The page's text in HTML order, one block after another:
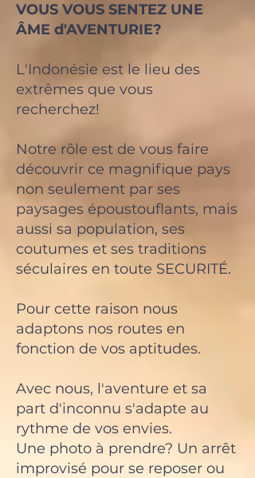
VOUS VOUS SENTEZ UNE
ÂME d'AVENTURIE?
L'Indonésie est le lieu des
extrêmes que vous
recherchez!
Notre rôle est de vous faire
découvrir ce magnifique pays
non seulement par ses
paysages époustouflants, mais
aussi sa population, ses
coutumes et ses traditions
séculaires en toute SECURITÉ.
Pour cette raison nous
adaptons nos routes en
fonction de vos aptitudes.
Avec nous, l'aventure et sa
part d'inconnu s'adapte au
rythme de vos envies.
Une photo à prendre? Un arrêt
improvisé pour se reposer ou